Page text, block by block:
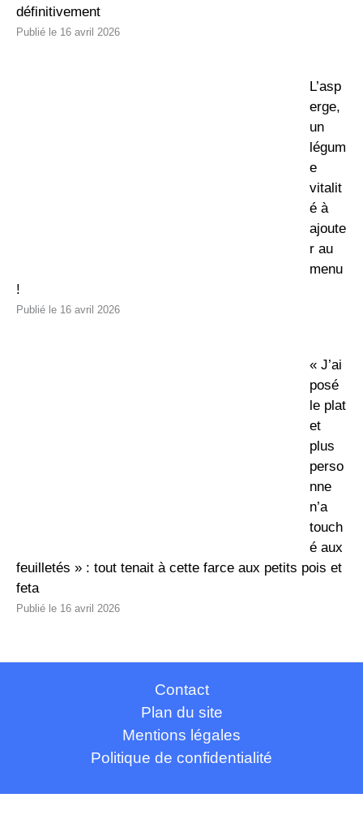
définitivement
16 avril 2026
L’asp
erge,
un
légum
e
vitalit
é à
ajoute
r au
menu
!
16 avril 2026
« J’ai
posé
le plat
et
plus
perso
nne
n’a
touch
é aux
feuilletés » : tout tenait à cette farce aux petits pois et
feta
16 avril 2026
Contact
Plan du site
Mentions légales
Politique de confidentialité